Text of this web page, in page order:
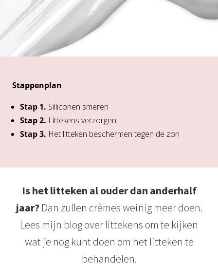
Stappenplan
Stap 1. Silliconen smeren
Stap 2. Littekens verzorgen
Stap 3. Het litteken beschermen tegen de zon
Is het litteken al ouder dan anderhalf
jaar?Dan zullen crèmes weinig meer doen.
Lees mijn blog over littekens om te kijken
wat je nog kunt doen om het litteken te
behandelen.
om
te
over
van
gebruikt
te
Hierdoor